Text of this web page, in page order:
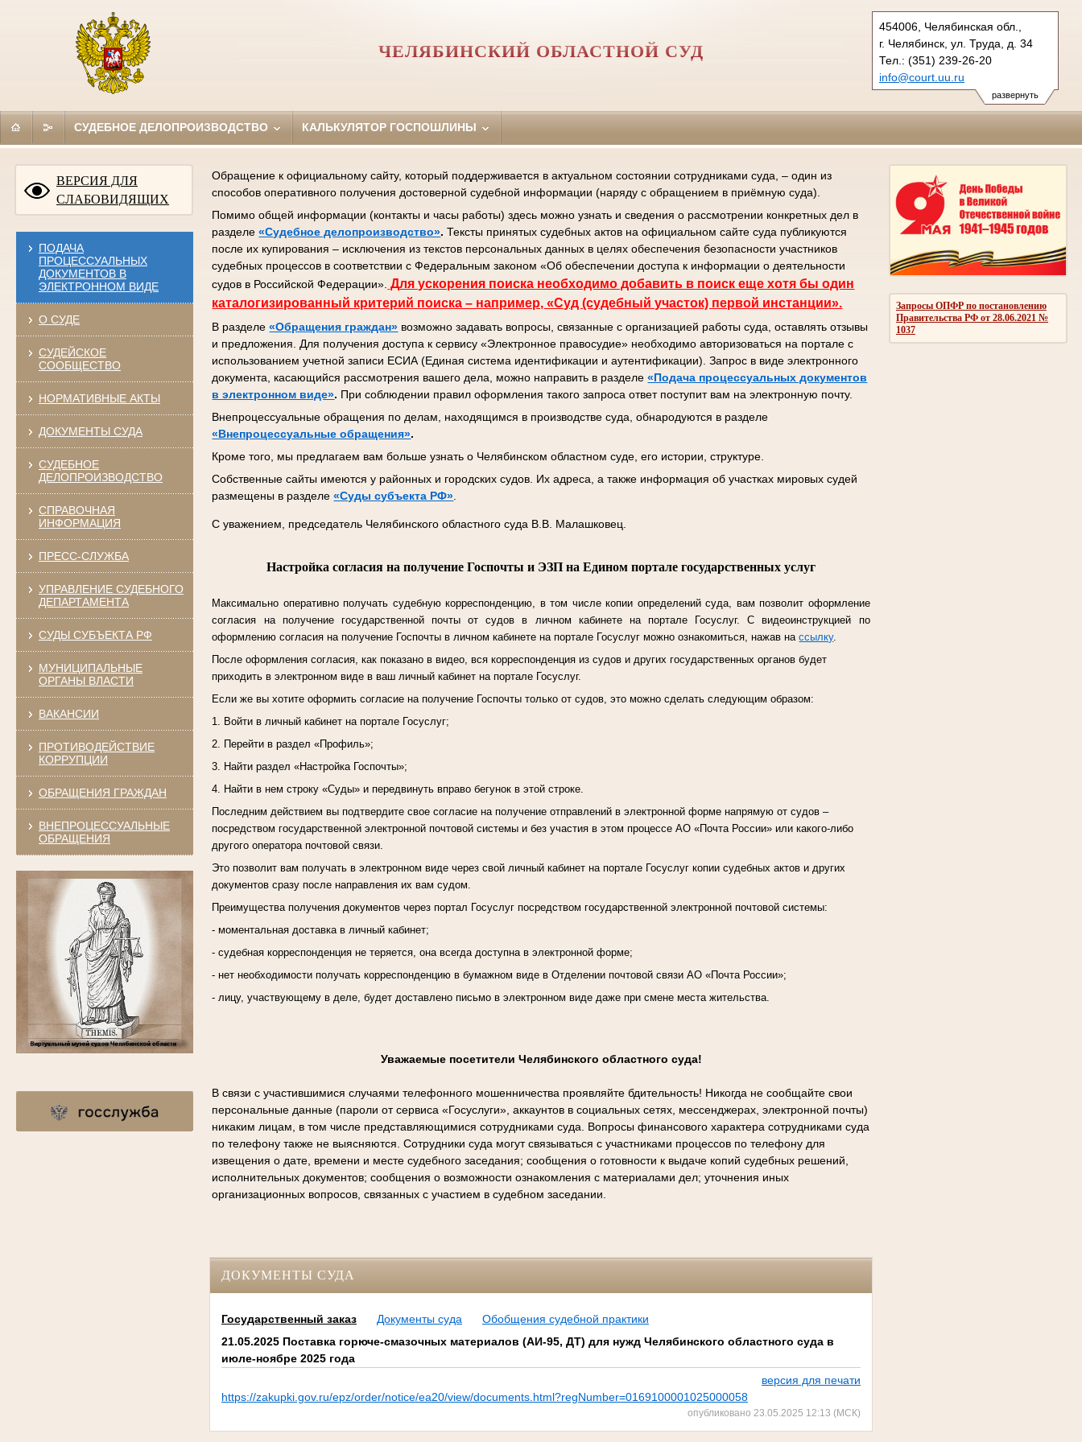
развернуть
454006, Челябинская обл.,
г. Челябинск, ул. Труда, д. 34
Тел.: (351) 239-26-20
info@court.uu.ru
chel_os@court.uu.ru
ЧЕЛЯБИНСКИЙ ОБЛАСТНОЙ СУД
СУДЕБНОЕ ДЕЛОПРОИЗВОДСТВО КАЛЬКУЛЯТОР ГОСПОШЛИНЫ
ВЕРСИЯ ДЛЯ
СЛАБОВИДЯЩИХ
ПОДАЧА
ПРОЦЕССУАЛЬНЫХ
ДОКУМЕНТОВ В
ЭЛЕКТРОННОМ ВИДЕ
О СУДЕ
СУДЕЙСКОЕ
СООБЩЕСТВО
НОРМАТИВНЫЕ АКТЫ
ДОКУМЕНТЫ СУДА
СУДЕБНОЕ
ДЕЛОПРОИЗВОДСТВО
СПРАВОЧНАЯ
ИНФОРМАЦИЯ
ПРЕСС-СЛУЖБА
УПРАВЛЕНИЕ СУДЕБНОГО
ДЕПАРТАМЕНТА
СУДЫ СУБЪЕКТА РФ
МУНИЦИПАЛЬНЫЕ
ОРГАНЫ ВЛАСТИ
ВАКАНСИИ
ПРОТИВОДЕЙСТВИЕ
КОРРУПЦИИ
ОБРАЩЕНИЯ ГРАЖДАН
ВНЕПРОЦЕССУАЛЬНЫЕ
ОБРАЩЕНИЯ
Запросы ОПФР по постановлению
Правительства РФ от 28.06.2021 №
1037
Обращение к официальному сайту, который поддерживается в актуальном состоянии сотрудниками суда, – один из
способов оперативного получения достоверной судебной информации (наряду с обращением в приёмную суда).
Помимо общей информации (контакты и часы работы) здесь можно узнать и сведения о рассмотрении конкретных дел в
разделе«Судебное делопроизводство». Тексты принятых судебных актов на официальном сайте суда публикуются
после их купирования – исключения из текстов персональных данных в целях обеспечения безопасности участников
судебных процессов в соответствии с Федеральным законом «Об обеспечении доступа к информации о деятельности
судов в Российской Федерации». Для ускорения поиска необходимо добавить в поиск еще хотя бы один
каталогизированный критерий поиска – например, «Суд (судебный участок) первой инстанции».
В разделе«Обращения граждан» возможно задавать вопросы, связанные с организацией работы суда, оставлять отзывы
и предложения. Для получения доступа к сервису «Электронное правосудие» необходимо авторизоваться на портале с
использованием учетной записи ЕСИА (Единая система идентификации и аутентификации). Запрос в виде электронного
документа, касающийся рассмотрения вашего дела, можно направить в разделе«Подача процессуальных документов
в электронном виде». При соблюдении правил оформления такого запроса ответ поступит вам на электронную почту.
Внепроцессуальные обращения по делам, находящимся в производстве суда, обнародуются в разделе
«Внепроцессуальные обращения».
Кроме того, мы предлагаем вам больше узнать о Челябинском областном суде, его истории, структуре.
Собственные сайты имеются у районных и городских судов. Их адреса, а также информация об участках мировых судей
размещены в разделе«Суды субъекта РФ».
С уважением, председатель Челябинского областного суда В.В. Малашковец.
Настройка согласия на получение Госпочты и ЭЗП на Едином портале государственных услуг
Максимально оперативно получать судебную корреспонденцию, в том числе копии определений суда, вам позволит оформление
согласия на получение государственной почты от судов в личном кабинете на портале Госуслуг.С видеоинструкцией по
оформлению согласия на получение Госпочты в личном кабинете на портале Госуслуг можно ознакомиться, нажав нассылку.
После оформления согласия, как показано в видео, вся корреспонденция из судов и других государственных органов будет
приходить в электронном виде в ваш личный кабинет на портале Госуслуг.
Если же вы хотите оформить согласие на получение Госпочты только от судов, это можно сделать следующим образом:
1. Войти в личный кабинет на портале Госуслуг;
2. Перейти в раздел «Профиль»;
3. Найти раздел «Настройка Госпочты»;
4. Найти в нем строку «Суды» и передвинуть вправо бегунок в этой строке.
Последним действием вы подтвердите свое согласие на получение отправлений в электронной форме напрямую от судов –
посредством государственной электронной почтовой системы и без участия в этом процессе АО «Почта России» или какого-либо
другого оператора почтовой связи.
Это позволит вам получать в электронном виде через свой личный кабинет на портале Госуслуг копии судебных актов и других
документов сразу после направления их вам судом.
Преимущества получения документов через портал Госуслуг посредством государственной электронной почтовой системы:
- моментальная доставка в личный кабинет;
- судебная корреспонденция не теряется, она всегда доступна в электронной форме;
- нет необходимости получать корреспонденцию в бумажном виде в Отделении почтовой связи АО «Почта России»;
- лицу, участвующему в деле, будет доставлено письмо в электронном виде даже при смене места жительства.
Уважаемые посетители Челябинского областного суда!
В связи с участившимися случаями телефонного мошенничества проявляйте бдительность! Никогда не сообщайте свои
персональные данные (пароли от сервиса «Госуслуги», аккаунтов в социальных сетях, мессенджерах, электронной почты)
никаким лицам, в том числе представляющимися сотрудниками суда. Вопросы финансового характера сотрудниками суда
по телефону также не выясняются. Сотрудники суда могут связываться с участниками процессов по телефону для
извещения о дате, времени и месте судебного заседания; сообщения о готовности к выдаче копий судебных решений,
исполнительных документов; сообщения о возможности ознакомления с материалами дел; уточнения иных
организационных вопросов, связанных с участием в судебном заседании.
ДОКУМЕНТЫ СУДА
Государственный заказ Документы суда
Обобщения судебной практики
21.05.2025 Поставка горюче-смазочных материалов (АИ-95, ДТ) для нужд Челябинского областного суда в
июле-ноябре 2025 года
версия для печати
https://zakupki.gov.ru/epz/order/notice/ea20/view/documents.html?regNumber=0169100001025000058
опубликовано 23.05.2025 12:13 (МСК)